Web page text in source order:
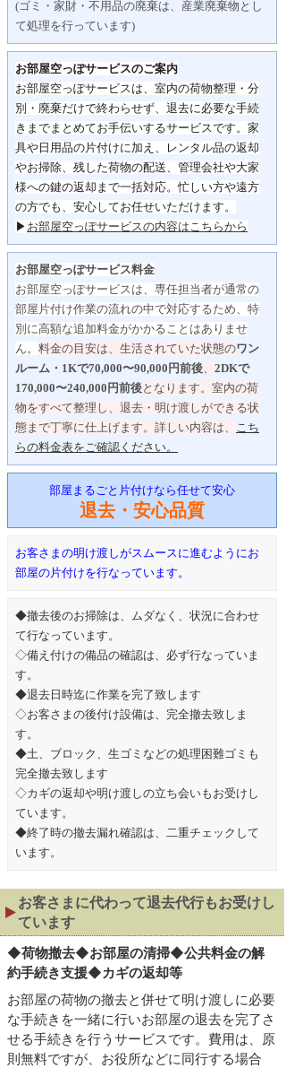
(ゴミ・家財・不用品の廃棄は、産業廃棄物とし
て処理を行っています)
お部屋空っぽサービスのご案内
お部屋空っぽサービスは、室内の荷物整理・分
別・ 廃棄だけで終わらせず、 退去に必要な手続
きまでまとめてお手伝いするサービスです。 家
具や日用品の片付けに加え、レンタル品の返却
やお掃除、 残した荷物の配送、管理会社や大家
様への鍵の返却まで一括対応。忙しい方や遠方
の方でも、安心してお任せいただけます。
▶ お部屋空っぽサービスの内容はこちらから
お部屋空っぽサービス料金
お部屋空っぽサービスは、専任担当者が通常の
部屋片付け作業の流れの中で対応するため、特
別に高額な追加料金がかかることはありませ
ん。 料金の目安は、生活されていた状態のワン
ルーム・1Kで70,000〜90,000円前後
2DKで
170,000〜240,000円前後となります。 室内の荷
物をすべて整理し、退去・明け渡しができる状
態まで丁寧に仕上げます。詳しい内容は、
こち
らの料金表をご確認ください。
部屋まるごと片付けなら任せて安心
退去・安心品質
お客さまの明け渡しがスムースに進むようにお
部屋の片付けを行なっています。
◆撤去後のお掃除は、ムダなく、状況に合わせ
て行なっています。
◇備え付けの備品の確認は、必ず行なっていま
す。
◆退去日時迄に作業を完了致します
◇お客さまの後付け設備は、完全撤去致しま
す。
◆土、ブロック、生ゴミなどの処理困難ゴミも
完全撤去致します
◇カギの返却や明け渡しの立ち会いもお受けし
ています。
◆終了時の撤去漏れ確認は、二重チェックして
います。
お客さまに代わって退去代行もお受けし
ています
◆荷物撤去◆お部屋の清掃◆公共料金の解
約手続き支援◆カギの返却等
お部屋の荷物の撤去と併せて明け渡しに必要
な手続きを一緒に行いお部屋の退去を完了さ
せる手続きを行うサービスです。費用は、原
則無料ですが、お役所などに同行する場合